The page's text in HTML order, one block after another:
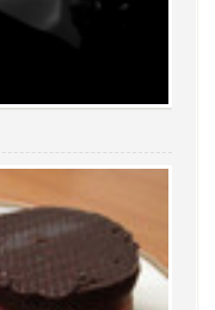
На площадках
уникальные...